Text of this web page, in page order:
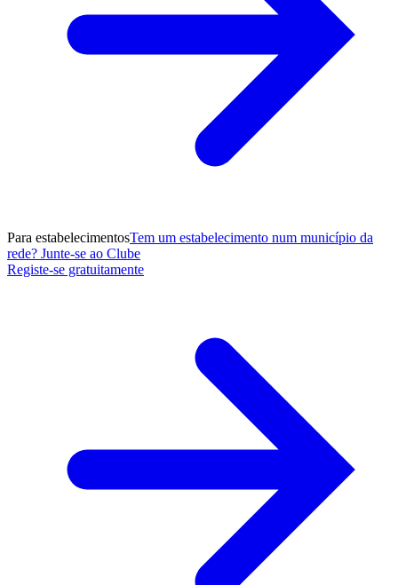
Para estabelecimentosTem um estabelecimento num município da
rede? Junte-se ao Clube
Registe-se gratuitamente